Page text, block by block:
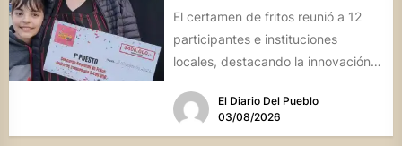
El certamen de fritos reunió a 12
participantes e instituciones
locales, destacando la innovación
El Diario Del Pueblo
03/08/2026